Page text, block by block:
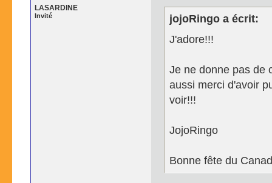
LASARDINE
Invité
jojoRingo a écrit:
J'adore!!!
Je ne donne pas de
aussi merci d'avoir
voir!!!
JojoRingo
Bonne fête du